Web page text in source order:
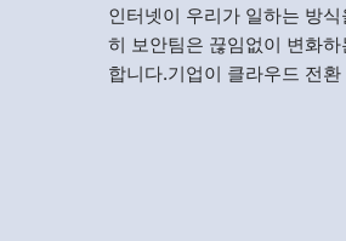
인터넷이 우리가 일하는 방
히 보안팀은 끊임없이 변화
합니다.기업이 클라우드 전